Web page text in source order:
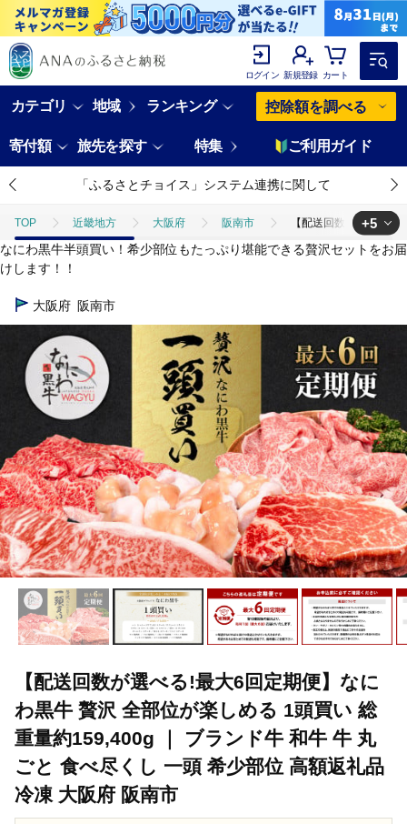
ログイン 新規登録 カート
カテゴリ 地域 ランキング 控除額を調べる
寄付額 旅先を探す 特集 ご利用ガイド
「ふるさとチョイス」システム連携に関して
TOP 近畿地方 大阪府 阪南市 【配送回数が選べる!
TOP 肉 【配送回数が選べる!最大6回定期便】なにわ黒牛 贅沢 全
TOP 肉 牛肉 黒牛 【配送回数が選べる!最大6回定期
TOP 肉 ステーキ(牛肉) 【配送回数が選べる!
TOP 肉 すき焼き(牛肉) 【配送回数が選べる!
+5
なにわ黒牛半頭買い！希少部位もたっぷり堪能できる贅沢セットをお届
けします！！
大阪府 阪南市
【配送回数が選べる!最大6回定期便】なに
わ黒牛 贅沢 全部位が楽しめる 1頭買い 総
重量約159,400g ｜ ブランド牛 和牛 牛 丸
ごと 食べ尽くし 一頭 希少部位 高額返礼品
冷凍 大阪府 阪南市